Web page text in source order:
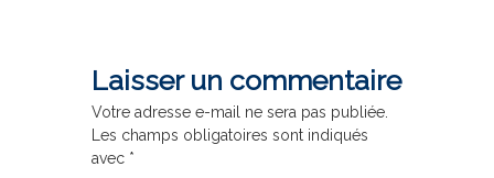
i
g
Laisser un commentaire
Votre adresse e-mail ne sera pas publiée.
Les champs obligatoires sont indiqués
avec *